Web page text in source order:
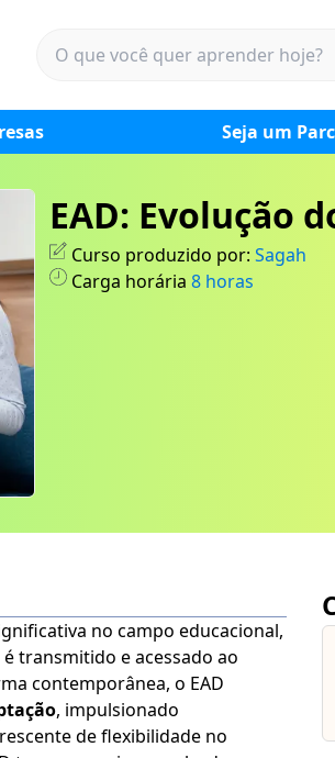
Seja um
EAD: Evolução
Curso produzido por: Sagah
Carga horária 8 horas
no campo educacional,
transmitido e acessado ao
contemporânea, o EAD
, impulsionado
de flexibilidade no